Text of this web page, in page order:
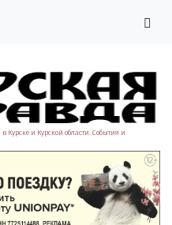
Курске и Курской области. События и